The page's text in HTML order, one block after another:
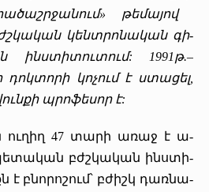
» թե­մա­յով­
կենտ­րո­նա­կան գի­
ինս­տի­տու­տում:
1991թ.­–
դոկ­տո­րի կո­չում է ստա­ցել,
պրո­ֆե­սոր է:
ու­ղիղ 47 տա­րի ա­ռաջ է ա­
բժշկա­կան ին­ստի­
է բնո­րո­շում՝ բժիշկ դառ­նա­